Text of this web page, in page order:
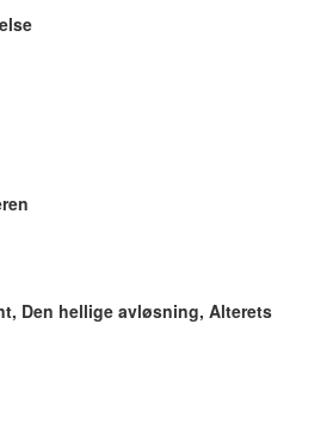
Den hellige avløsning, Alterets